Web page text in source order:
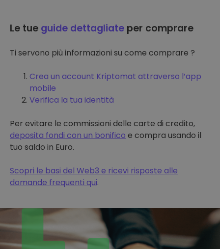
Le tue guide dettagliate per comprare
Ti servono più informazioni su come comprare ?
Crea un account Kriptomat attraverso l’app
mobile
Verifica la tua identità
Per evitare le commissioni delle carte di credito,
deposita fondi con un bonifico e compra usando il
tuo saldo in Euro.
Scopri le basi del Web3 e ricevi risposte alle
domande frequenti qui.